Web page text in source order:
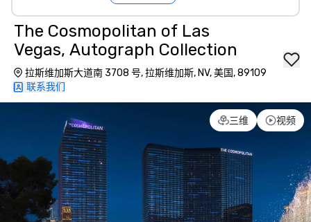
The Cosmopolitan of Las
Vegas, Autograph Collection
拉斯维加斯大道南 3708 号, 拉斯维加斯, NV, 美国, 89109
联系我们
三维 视频